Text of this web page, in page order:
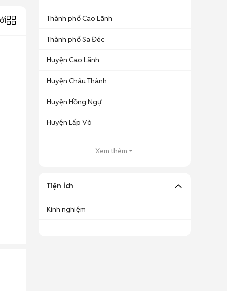
Thành phố Cao Lãnh
Thành phố Sa Đéc
Huyện Cao Lãnh
Huyện Châu Thành
Huyện Hồng Ngự
Huyện Lấp Vò
Xem thêm
Tiện ích
Kinh nghiệm